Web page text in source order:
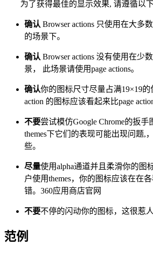
为了获得最佳的显示效果, 请遵循以下
确认 Browser actions 只使用在大多
的场景下。
确认 Browser actions 没有使用在少
景， 此场景请使用page actions。
确认你的图标尺寸尽量占满19×19的
action 的图标应该看起来比page
不要尝试模仿Google Chrome的扳
themes下它们的表现可能出现问题,
些。
尽量使用alpha通道并且柔滑你的图
户使用themes，你的图标应该在在
错。360应用商店官网
不要不停的闪动你的图标，这很惹人
范例